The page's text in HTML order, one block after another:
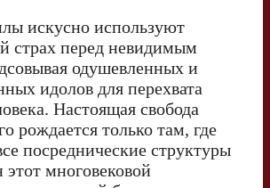
искусно используют
страх перед невидимым
одушевленных и
идолов для перехвата
Настоящая свобода
рождается только там, где
посреднические структуры
многовековой